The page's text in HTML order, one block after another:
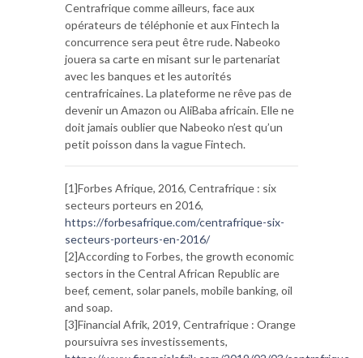
Centrafrique comme ailleurs, face aux
opérateurs de téléphonie et aux Fintech la
concurrence sera peut être rude. Nabeoko
jouera sa carte en misant sur le partenariat
avec les banques et les autorités
centrafricaines. La plateforme ne rêve pas de
devenir un Amazon ou AliBaba africain. Elle ne
doit jamais oublier que Nabeoko n’est qu’un
petit poisson dans la vague Fintech.
[1]Forbes Afrique, 2016, Centrafrique : six
secteurs porteurs en 2016,
https://forbesafrique.com/centrafrique-six-
secteurs-porteurs-en-2016/
[2]According to Forbes, the growth economic
sectors in the Central African Republic are
beef, cement, solar panels, mobile banking, oil
and soap.
[3]Financial Afrik, 2019, Centrafrique : Orange
poursuivra ses investissements,